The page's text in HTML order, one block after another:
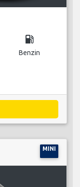
local_gas_station
Benzin
MINI